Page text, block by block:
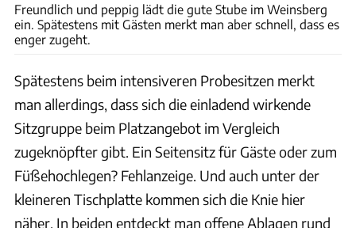
Freundlich und peppig lädt die gute Stube im Weinsberg
ein. Spätestens mit Gästen merkt man aber schnell, dass es
enger zugeht.
Spätestens beim intensiveren Probesitzen merkt
man allerdings, dass sich die einladend wirkende
Sitzgruppe beim Platzangebot im Vergleich
zugeknöpfter gibt. Ein Seitensitz für Gäste oder zum
Füßehochlegen? Fehlanzeige. Und auch unter der
kleineren Tischplatte kommen sich die Knie hier
näher. In beiden entdeckt man offene Ablagen rund